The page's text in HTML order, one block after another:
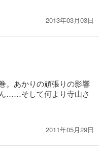
2013年03月03日
。あかりの頑張りの影響
……そして何より寺山さ
2011年05月29日